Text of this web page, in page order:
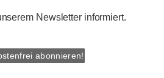
Newsletter informiert.
abonnieren!